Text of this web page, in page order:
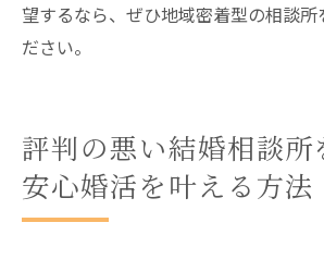
望するなら、ぜひ地域密着型の相談所
ださい。
評判の悪い結婚相談所
安心婚活を叶える方法